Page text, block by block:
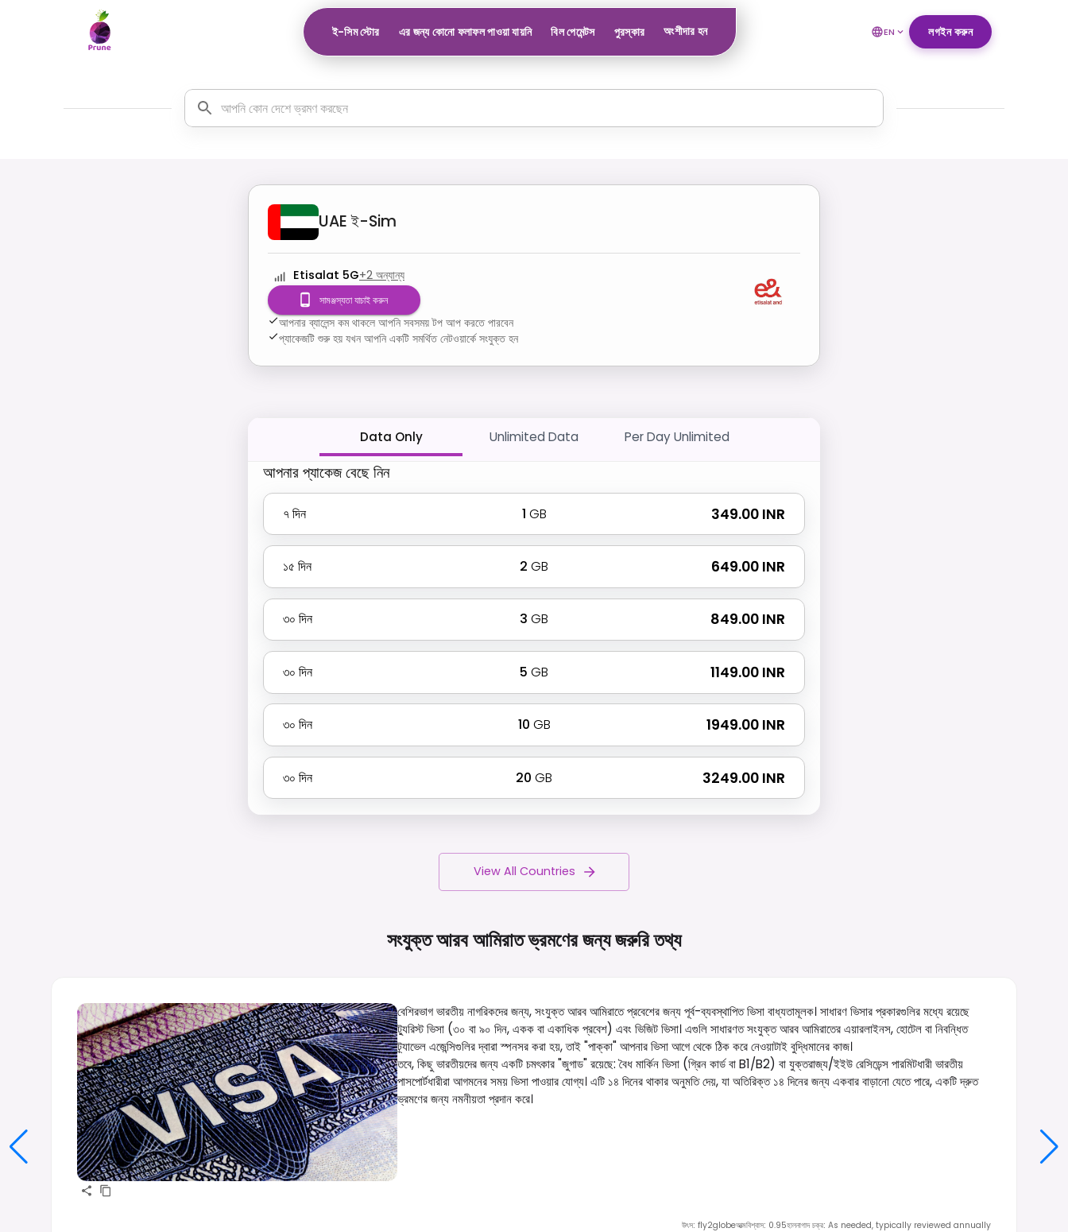
ই-সিম স্টোর এর জন্য কোনো ফলাফল পাওয়া যায়নি বিল পেমেন্টস পুরস্কার অংশীদার হন EN লগইন করুন
UAE ই-Sim
Etisalat 5G+2 অন্যান্য
সামঞ্জস্যতা যাচাই করুন
আপনার ব্যালেন্স কম থাকলে আপনি সবসময় টপ আপ করতে পারবেন
প্যাকেজটি শুরু হয় যখন আপনি একটি সমর্থিত নেটওয়ার্কে সংযুক্ত হন
Data Only Unlimited Data Per Day Unlimited
আপনার প্যাকেজ বেছে নিন
৭দিন 1 GB ₹ 349.00 INR
১৫ দিন 2 GB ₹ 649.00 INR
৩০ দিন 3 GB ₹ 849.00 INR
৩০ দিন 5 GB ₹ 1149.00 INR
৩০ দিন 10 GB ₹ 1949.00 INR
৩০ দিন 20 GB ₹ 3249.00 INR
View All Countries
সংযুক্ত আরব আমিরাত ভ্রমণের জন্য জরুরিতথ্য
বেশিরভাগ ভারতীয় নাগরিকদের জন্য, সংযুক্ত আরব আমিরাতে প্রবেশের জন্য পূর্ব-ব্যবস্থাপিত ভিসা বাধ্যতামূলক। সাধারণ ভিসার প্রকারগুলির মধ্যে রয়েছে
ট্যুরিস্ট ভিসা (৩০ বা ৯০ দিন, একক বা একাধিক প্রবেশ) এবং ভিজিট ভিসা। এগুলি সাধারণত সংযুক্ত আরব আমিরাতের এয়ারলাইনস, হোটেল বা নিবন্ধিত
ট্র্যাভেল এজেন্সিগুলির দ্বারা স্পনসর করা হয়, তাই "পাক্কা" আপনার ভিসা আগে থেকে ঠিক করে নেওয়াটাই বুদ্ধিমানের কাজ।
তবে, কিছু ভারতীয়দের জন্য একটি চমৎকার "জুগাড" রয়েছে: বৈধ মার্কিন ভিসা (গ্রিন কার্ড বা B1/B2) বা যুক্তরাজ্য/ইইউ রেসিডেন্স পারমিটধারী ভারতীয়
পাসপোর্টধারীরা আগমনের সময় ভিসা পাওয়ার যোগ্য। এটি ১৪ দিনের থাকার অনুমতি দেয়, যা অতিরিক্ত ১৪ দিনের জন্য একবার বাড়ানো যেতে পারে, একটি দ্রুত
ভ্রমণের জন্য নমনীয়তা প্রদান করে।
উৎস: fly2globeআত্মবিশ্বাস: 0.95হালনাগাদ চক্র: As needed, typically reviewed annually